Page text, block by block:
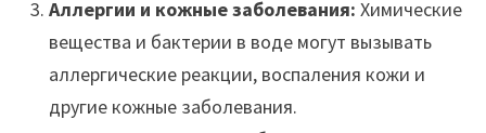
Аллергии и кожные заболевания: Химические
вещества и бактерии в воде могут вызывать
аллергические реакции, воспаления кожи и
другие кожные заболевания.